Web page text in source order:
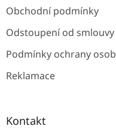
Obchodní podmínky
Odstoupení od smlouvy
Podmínky ochrany
Reklamace
Kontakt